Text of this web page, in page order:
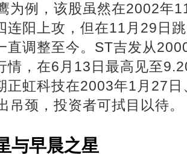
为例，该股虽然在2002年
连阳上攻，但在11月29日
直调整至今。ST吉发从
情，在6月13日最高见至
正虹科技在2003年1月27
吊颈，投资者可拭目以待。
与早晨之星